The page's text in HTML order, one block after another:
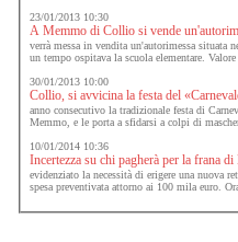
23/01/2013 10:30
A Memmo di Collio si vende
verrà messa in vendita un'autorimessa
un tempo ospitava la scuola elementare.
30/01/2013 10:00
Collio, si avvicina la festa del
anno consecutivo la tradizionale festa di
Memmo, e le porta a sfidarsi a colpi di
10/01/2014 10:36
Incertezza su chi pagherà per la frana
evidenziato la necessità di erigere una nuova
spesa preventivata attorno ai 100 mila euro.